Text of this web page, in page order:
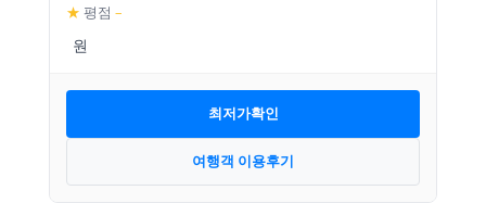
★ 평점 –
최저가확인
여행객 이용후기